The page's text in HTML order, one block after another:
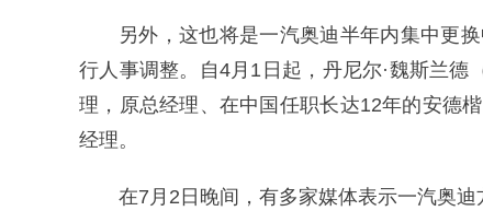
另外，这也将是一汽奥迪半年内集中更
行人事调整。自4月1日起，丹尼尔·魏斯兰
理，原总经理、在中国任职长达12年的安德
经理。
在7月2日晚间，有多家媒体表示一汽奥